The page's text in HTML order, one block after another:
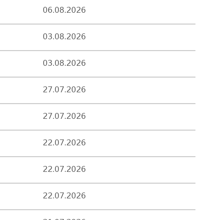
06.08.2026
03.08.2026
03.08.2026
27.07.2026
27.07.2026
22.07.2026
22.07.2026
22.07.2026